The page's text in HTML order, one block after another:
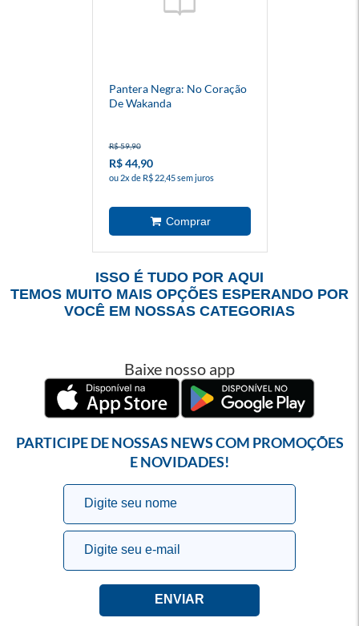
Pantera Negra: No Coração
De Wakanda
R$ 59,90
R$ 44,90
ou 2x de R$ 22,45 sem juros
ISSO É TUDO POR AQUI
TEMOS MUITO MAIS OPÇÕES ESPERANDO POR
VOCÊ EM NOSSAS CATEGORIAS
Baixe nosso app
PARTICIPE DE NOSSAS NEWS COM PROMOÇÕES
E NOVIDADES!